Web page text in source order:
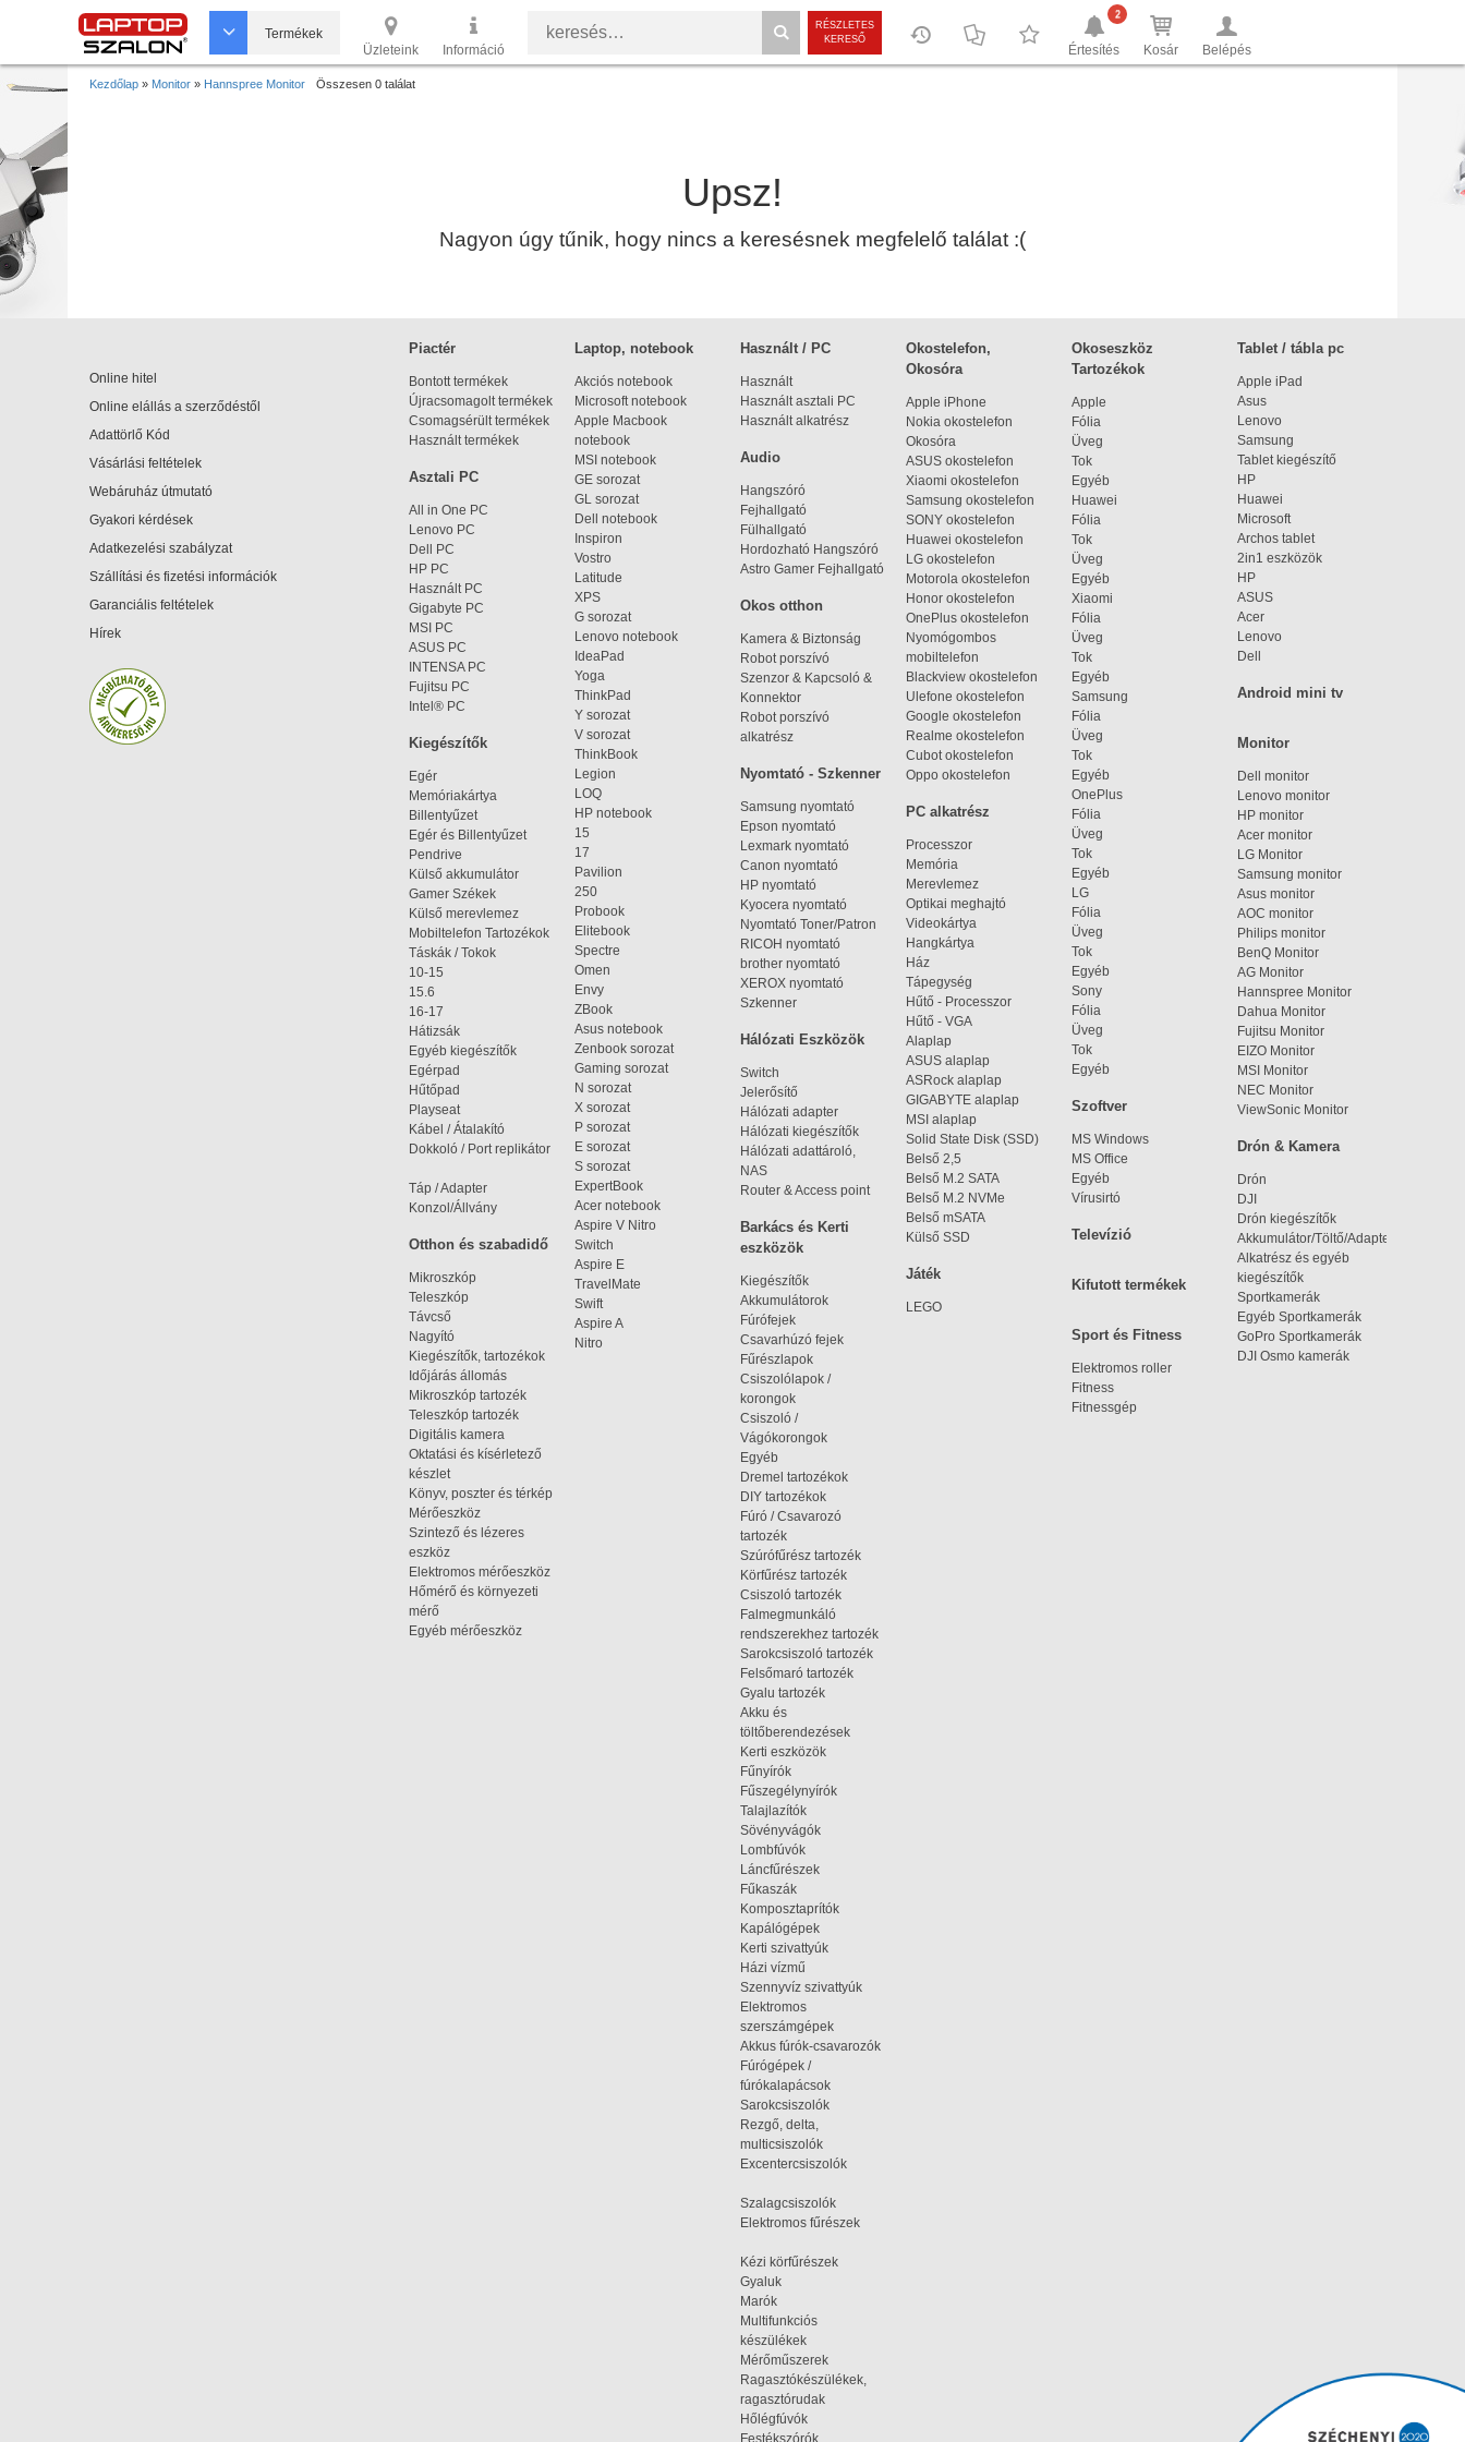
Termékek
Üzleteink
Információ
RÉSZLETES
KERESŐ
Értesítés
2
Kosár Belépés
Kezdőlap » Monitor » Hannspree Monitor Összesen 0 találat
Upsz!
Nagyon úgy tűnik, hogy nincs a keresésnek megfelelő találat :(
Online hitel
Online elállás a szerződéstől
Adattörlő Kód
Vásárlási feltételek
Webáruház útmutató
Gyakori kérdések
Adatkezelési szabályzat
Szállítási és fizetési információk
Garanciális feltételek
Hírek
Piactér
Bontott termékek
Újracsomagolt termékek
Csomagsérült termékek
Használt termékek
Laptop, notebook
Akciós notebook
Microsoft notebook
Apple Macbook
notebook
MSI notebook
GE sorozat
GL sorozat
Dell notebook
Inspiron
Vostro
Latitude
XPS
G sorozat
Lenovo notebook
IdeaPad
Yoga
ThinkPad
Y sorozat
V sorozat
ThinkBook
Legion
LOQ
HP notebook
15
17
Pavilion
250
Probook
Elitebook
Spectre
Omen
Envy
ZBook
Asus notebook
Zenbook sorozat
Gaming sorozat
N sorozat
X sorozat
P sorozat
E sorozat
S sorozat
ExpertBook
Acer notebook
Aspire V Nitro
Switch
Aspire E
TravelMate
Swift
Aspire A
Nitro
Használt / PC
Használt
Használt asztali PC
Használt alkatrész
Okostelefon,
Okosóra
Apple iPhone
Nokia okostelefon
Okosóra
ASUS okostelefon
Xiaomi okostelefon
Samsung okostelefon
SONY okostelefon
Huawei okostelefon
LG okostelefon
Motorola okostelefon
Honor okostelefon
OnePlus okostelefon
Nyomógombos
mobiltelefon
Blackview okostelefon
Ulefone okostelefon
Google okostelefon
Realme okostelefon
Cubot okostelefon
Oppo okostelefon
Okoseszköz
Tartozékok
Apple
Fólia
Üveg
Tok
Egyéb
Huawei
Fólia
Tok
Üveg
Egyéb
Xiaomi
Fólia
Üveg
Tok
Egyéb
Samsung
Fólia
Üveg
Tok
Egyéb
OnePlus
Fólia
Üveg
Tok
Egyéb
LG
Fólia
Üveg
Tok
Egyéb
Sony
Fólia
Üveg
Tok
Egyéb
Tablet / tábla pc
Apple iPad
Asus
Lenovo
Samsung
Tablet kiegészítő
HP
Huawei
Microsoft
Archos tablet
2in1 eszközök
HP
ASUS
Acer
Lenovo
Dell
Audio
Hangszóró
Fejhallgató
Fülhallgató
Hordozható Hangszóró
Astro Gamer Fejhallgató
Asztali PC
All in One PC
Lenovo PC
Dell PC
HP PC
Használt PC
Gigabyte PC
MSI PC
ASUS PC
INTENSA PC
Fujitsu PC
Intel® PC
Okos otthon
Kamera & Biztonság
Robot porszívó
Szenzor & Kapcsoló &
Konnektor
Robot porszívó
alkatrész
Android mini tv
Kiegészítők
Egér
Memóriakártya
Billentyűzet
Egér és Billentyűzet
Pendrive
Külső akkumulátor
Gamer Székek
Külső merevlemez
Mobiltelefon Tartozékok
Táskák / Tokok
10-15
15.6
16-17
Hátizsák
Egyéb kiegészítők
Egérpad
Hűtőpad
Playseat
Kábel / Átalakító
Dokkoló / Port replikátor
Táp / Adapter
Konzol/Állvány
Monitor
Dell monitor
Lenovo monitor
HP monitor
Acer monitor
LG Monitor
Samsung monitor
Asus monitor
AOC monitor
Philips monitor
BenQ Monitor
AG Monitor
Hannspree Monitor
Dahua Monitor
Fujitsu Monitor
EIZO Monitor
MSI Monitor
NEC Monitor
ViewSonic Monitor
Nyomtató - Szkenner
Samsung nyomtató
Epson nyomtató
Lexmark nyomtató
Canon nyomtató
HP nyomtató
Kyocera nyomtató
Nyomtató Toner/Patron
RICOH nyomtató
brother nyomtató
XEROX nyomtató
Szkenner
PC alkatrész
Processzor
Memória
Merevlemez
Optikai meghajtó
Videokártya
Hangkártya
Ház
Tápegység
Hűtő - Processzor
Hűtő - VGA
Alaplap
ASUS alaplap
ASRock alaplap
GIGABYTE alaplap
MSI alaplap
Solid State Disk (SSD)
Belső 2,5
Belső M.2 SATA
Belső M.2 NVMe
Belső mSATA
Külső SSD
Hálózati Eszközök
Switch
Jelerősítő
Hálózati adapter
Hálózati kiegészítők
Hálózati adattároló,
NAS
Router & Access point
Szoftver
MS Windows
MS Office
Egyéb
Vírusirtó
Drón & Kamera
Drón
DJI
Drón kiegészítők
Akkumulátor/Töltő/Adapter
Alkatrész és egyéb
kiegészítők
Sportkamerák
Egyéb Sportkamerák
GoPro Sportkamerák
DJI Osmo kamerák
Barkács és Kerti
eszközök
Kiegészítők
Akkumulátorok
Fúrófejek
Csavarhúzó fejek
Fűrészlapok
Csiszolólapok /
korongok
Csiszoló /
Vágókorongok
Egyéb
Dremel tartozékok
DIY tartozékok
Fúró / Csavarozó
tartozék
Szúrófűrész tartozék
Körfűrész tartozék
Csiszoló tartozék
Falmegmunkáló
rendszerekhez tartozék
Sarokcsiszoló tartozék
Felsőmaró tartozék
Gyalu tartozék
Akku és
töltőberendezések
Kerti eszközök
Fűnyírók
Fűszegélynyírók
Talajlazítók
Sövényvágók
Lombfúvók
Láncfűrészek
Fűkaszák
Komposztaprítók
Kapálógépek
Kerti szivattyúk
Házi vízmű
Szennyvíz szivattyúk
Elektromos
szerszámgépek
Akkus fúrók-csavarozók
Fúrógépek /
fúrókalapácsok
Sarokcsiszolók
Rezgő, delta,
multicsiszolók
Excentercsiszolók
Szalagcsiszolók
Elektromos fűrészek
Kézi körfűrészek
Gyaluk
Marók
Multifunkciós
készülékek
Mérőműszerek
Ragasztókészülékek,
ragasztórudak
Hőlégfúvók
Festékszórók
Televízió
Otthon és szabadidő
Mikroszkóp
Teleszkóp
Távcső
Nagyító
Kiegészítők, tartozékok
Időjárás állomás
Mikroszkóp tartozék
Teleszkóp tartozék
Digitális kamera
Oktatási és kísérletező
készlet
Könyv, poszter és térkép
Mérőeszköz
Szintező és lézeres
eszköz
Elektromos mérőeszköz
Hőmérő és környezeti
mérő
Egyéb mérőeszköz
Játék
LEGO
Kifutott termékek
Sport és Fitness
Elektromos roller
Fitness
Fitnessgép